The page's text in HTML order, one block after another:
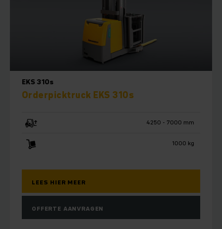
EKS 310s
Orderpicktruck EKS 310s
4250 - 7000 mm
1000 kg
LEES HIER MEER
OFFERTE AANVRAGEN